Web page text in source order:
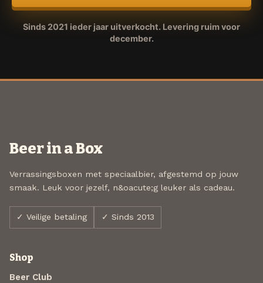
Sinds 2021 ieder jaar uitverkocht. Levering ruim voor
december.
Beer in a Box
Verrassingsboxen met speciaalbier, afgestemd op jouw
smaak. Leuk voor jezelf, n&oacute;g leuker als cadeau.
✓ Veilige betaling ✓ Sinds 2013
Shop
Beer Club